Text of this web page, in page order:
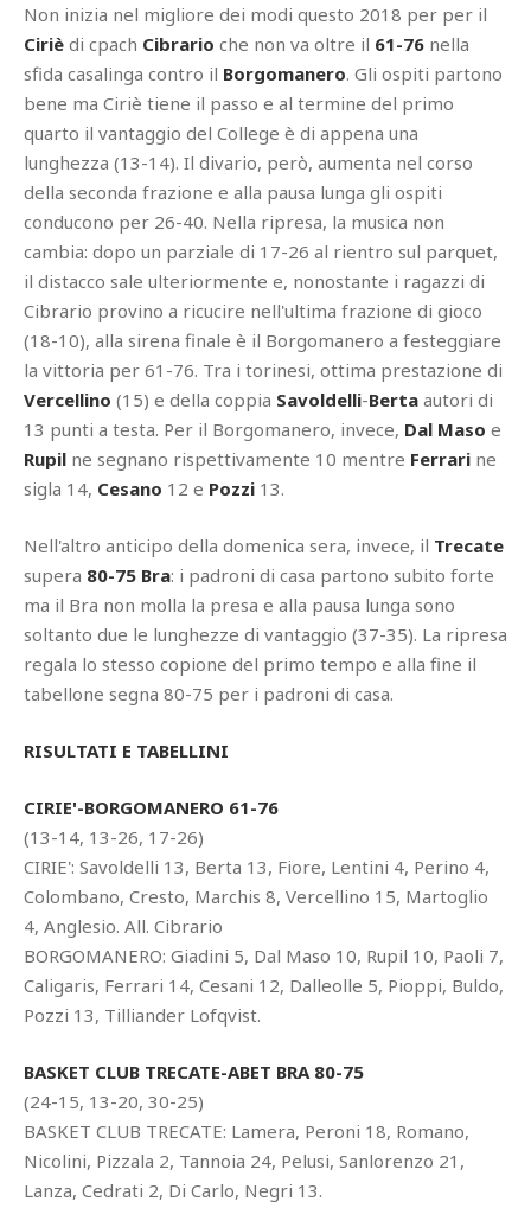
Non inizia nel migliore dei modi questo 2018 per per il
Ciriè di cpach Cibrario che non va oltre il 61-76 nella
sfida casalinga contro il Borgomanero. Gli ospiti partono
bene ma Ciriè tiene il passo e al termine del primo
quarto il vantaggio del College è di appena una
lunghezza (13-14). Il divario, però, aumenta nel corso
della seconda frazione e alla pausa lunga gli ospiti
conducono per 26-40. Nella ripresa, la musica non
cambia: dopo un parziale di 17-26 al rientro sul parquet,
il distacco sale ulteriormente e, nonostante i ragazzi di
Cibrario provino a ricucire nell'ultima frazione di gioco
(18-10), alla sirena finale è il Borgomanero a festeggiare
la vittoria per 61-76. Tra i torinesi, ottima prestazione di
Vercellino (15) e della coppia Savoldelli-Berta autori di
13 punti a testa. Per il Borgomanero, invece, Dal Maso e
Rupil ne segnano rispettivamente 10 mentre Ferrari ne
sigla 14, Cesano 12 e Pozzi 13.
Nell'altro anticipo della domenica sera, invece, il Trecate
supera 80-75 Bra: i padroni di casa partono subito forte
ma il Bra non molla la presa e alla pausa lunga sono
soltanto due le lunghezze di vantaggio (37-35). La ripresa
regala lo stesso copione del primo tempo e alla fine il
tabellone segna 80-75 per i padroni di casa.
RISULTATI E TABELLINI
CIRIE'-BORGOMANERO 61-76
(13-14, 13-26, 17-26)
CIRIE': Savoldelli 13, Berta 13, Fiore, Lentini 4, Perino 4,
Colombano, Cresto, Marchis 8, Vercellino 15, Martoglio
4, Anglesio. All. Cibrario
BORGOMANERO: Giadini 5, Dal Maso 10, Rupil 10, Paoli 7,
Caligaris, Ferrari 14, Cesani 12, Dalleolle 5, Pioppi, Buldo,
Pozzi 13, Tilliander Lofqvist.
BASKET CLUB TRECATE-ABET BRA 80-75
(24-15, 13-20, 30-25)
BASKET CLUB TRECATE: Lamera, Peroni 18, Romano,
Nicolini, Pizzala 2, Tannoia 24, Pelusi, Sanlorenzo 21,
Lanza, Cedrati 2, Di Carlo, Negri 13.